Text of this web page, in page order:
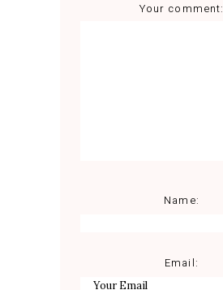
Your comment:
Name:
Email: